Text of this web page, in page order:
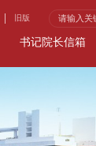
旧版
书记院长信箱